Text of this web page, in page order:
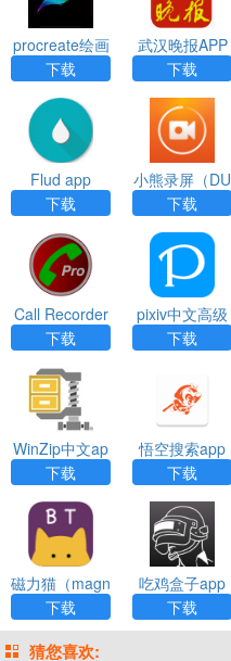
procreate绘画
下载官方版ap
p
下载
武汉晚报APP
下载
下载
Flud app
下载
小熊录屏（DU
Recorder）ap
p
下载
Call Recorder
app
下载
pixiv中文高级
下载
WinZip中文ap
p
下载
悟空搜索app
下载
磁力猫（magn
et cat）app
下载
吃鸡盒子app
下载
猜您喜欢: